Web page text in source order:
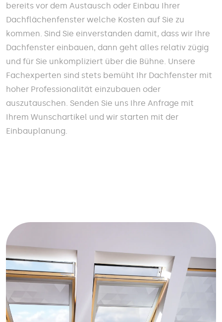
bereits vor dem Austausch oder Einbau Ihrer
Dachflächenfenster welche Kosten auf Sie zu
kommen. Sind Sie einverstanden damit, dass wir Ihre
Dachfenster einbauen, dann geht alles relativ zügig
und für Sie unkompliziert über die Bühne. Unsere
Fachexperten sind stets bemüht Ihr Dachfenster mit
hoher Professionalität einzubauen oder
auszutauschen. Senden Sie uns Ihre Anfrage mit
Ihrem Wunschartikel und wir starten mit der
Einbauplanung.